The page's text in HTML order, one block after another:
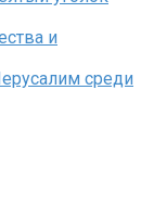
и
среди